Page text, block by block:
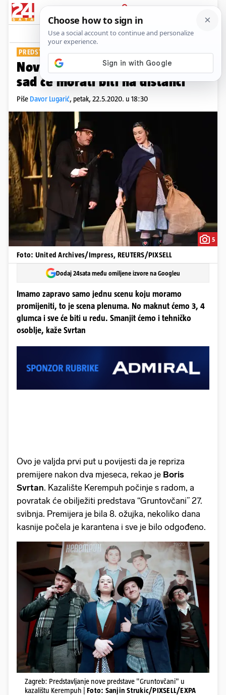
PRIJAVA
Show Komentari
PREDSTAVA GRUNTOVČANI
Nova pravila: Dudek i Regica
sad će morati biti na distanci
Piše Davor Lugarić, petak, 22.5.2020. u 18:30
5
Foto: United Archives/Impress, REUTERS/PIXSELL
Dodaj 24sata među omiljene izvore na Googleu
Imamo zapravo samo jednu scenu koju moramo
promijeniti, to je scena plenuma. No maknut ćemo 3, 4
glumca i sve će biti u redu. Smanjit ćemo i tehničko
osoblje, kaže Svrtan
Ovo je valjda prvi put u povijesti da je repriza
premijere nakon dva mjeseca, rekao je Boris
Svrtan. Kazalište Kerempuh počinje s radom, a
povratak će obilježiti predstava “Gruntovčani” 27.
svibnja. Premijera je bila 8. ožujka, nekoliko dana
kasnije počela je karantena i sve je bilo odgođeno.
Zagreb: Predstavljanje nove predstave "Gruntovčani" u
kazalištu Kerempuh | Foto: Sanjin Strukic/PIXSELL/EXPA